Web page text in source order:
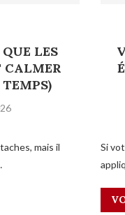
LES
CALMER
mais il
Si